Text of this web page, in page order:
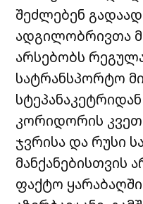
შეძლებენ
ადგილობრივთა
არსებობს
სატრანსპორტო
კორიდორის
ჯვრისა და რუსი
მანქანებისთვის
ფაქტო